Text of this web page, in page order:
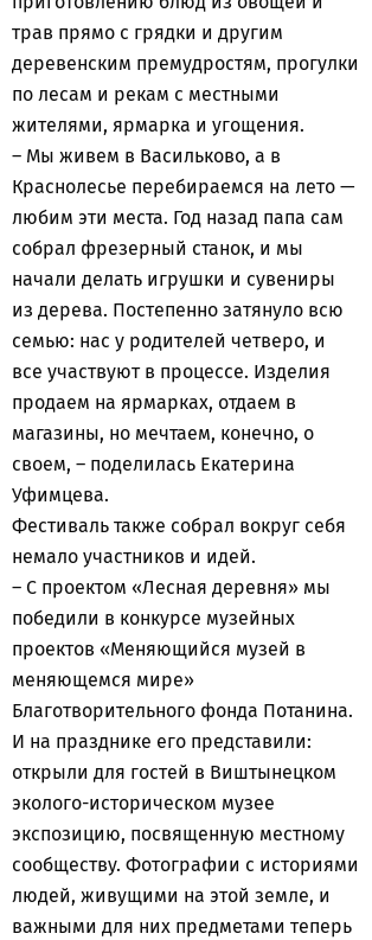
трав прямо с грядки и другим
деревенским премудростям, прогулки
по лесам и рекам с местными
жителями, ярмарка и угощения.
– Мы живем в Васильково, а в
Краснолесье перебираемся на лето —
любим эти места. Год назад папа сам
собрал фрезерный станок, и мы
начали делать игрушки и сувениры
из дерева. Постепенно затянуло всю
семью: нас у родителей четверо, и
все участвуют в процессе. Изделия
продаем на ярмарках, отдаем в
магазины, но мечтаем, конечно, о
своем, – поделилась Екатерина
Уфимцева.
Фестиваль также собрал вокруг себя
немало участников и идей.
– С проектом «Лесная деревня» мы
победили в конкурсе музейных
проектов «Меняющийся музей в
меняющемся мире»
Благотворительного фонда Потанина.
И на празднике его представили:
открыли для гостей в Виштынецком
эколого-историческом музее
экспозицию, посвященную местному
сообществу. Фотографии с историями
людей, живущими на этой земле, и
важными для них предметами теперь